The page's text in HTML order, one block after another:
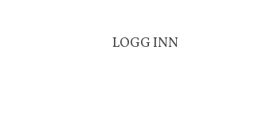
LOGG INN